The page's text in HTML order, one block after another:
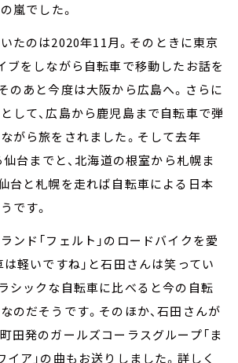
嵐でした。
たのは2020年11月。そのときに東京
ブをしながら自転車で移動したお話を
のあと今度は大阪から広島へ。さらに
して、広島から鹿児島まで自転車で弾
がら旅をされました。そして去年
台までと、北海道の根室から札幌ま
台と札幌を走れば自転車による日本
です。
ンド「フェルト」のロードバイクを愛
は軽いですね」と石田さんは笑ってい
シックな自転車に比べると今の自転
のだそうです。そのほか、石田さんが
田発のガールズコーラスグループ「ま
イア」の曲もお送りしました。詳しく